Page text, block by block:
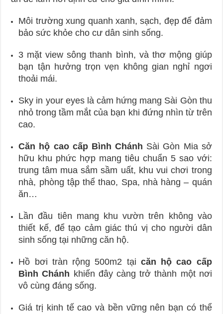
Môi trường xung quanh xanh, sạch, đẹp để đảm
bảo sức khỏe cho cư dân sinh sống.
3 mặt view sông thanh bình, và thơ mộng giúp
bạn tận hưởng trọn vẹn không gian nghỉ ngơi
thoải mái.
Sky in your eyes là cảm hứng mang Sài Gòn thu
nhỏ trong tầm mắt của bạn khi đứng nhìn từ trên
cao.
Căn hộ cao cấp Bình Chánh Sài Gòn Mia sở
hữu khu phức hợp mang tiêu chuẩn 5 sao với:
trung tâm mua sắm sầm uất, khu vui chơi trong
nhà, phòng tập thể thao, Spa, nhà hàng – quán
ăn…
Lần đầu tiên mang khu vườn trên không vào
thiết kế, để tạo cảm giác thú vị cho người dân
sinh sống tại những căn hộ.
Hồ bơi tràn rộng 500m2 tại căn hộ cao cấp
Bình Chánh khiến đây càng trở thành một nơi
vô cùng đáng sống.
Giá trị kinh tế cao và bền vững nên bạn có thể